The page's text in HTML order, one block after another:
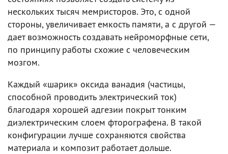
нескольких тысяч мемристоров. Это, с одной
стороны, увеличивает емкость памяти, а с другой —
дает возможность создавать нейроморфные сети,
по принципу работы схожие с человеческим
мозгом.
Каждый «шарик» оксида ванадия (частицы,
способной проводить электрический ток)
благодаря хорошей адгезии покрыт тонким
диэлектрическим слоем фторографена. В такой
конфигурации лучше сохраняются свойства
материала и композит работает дольше.